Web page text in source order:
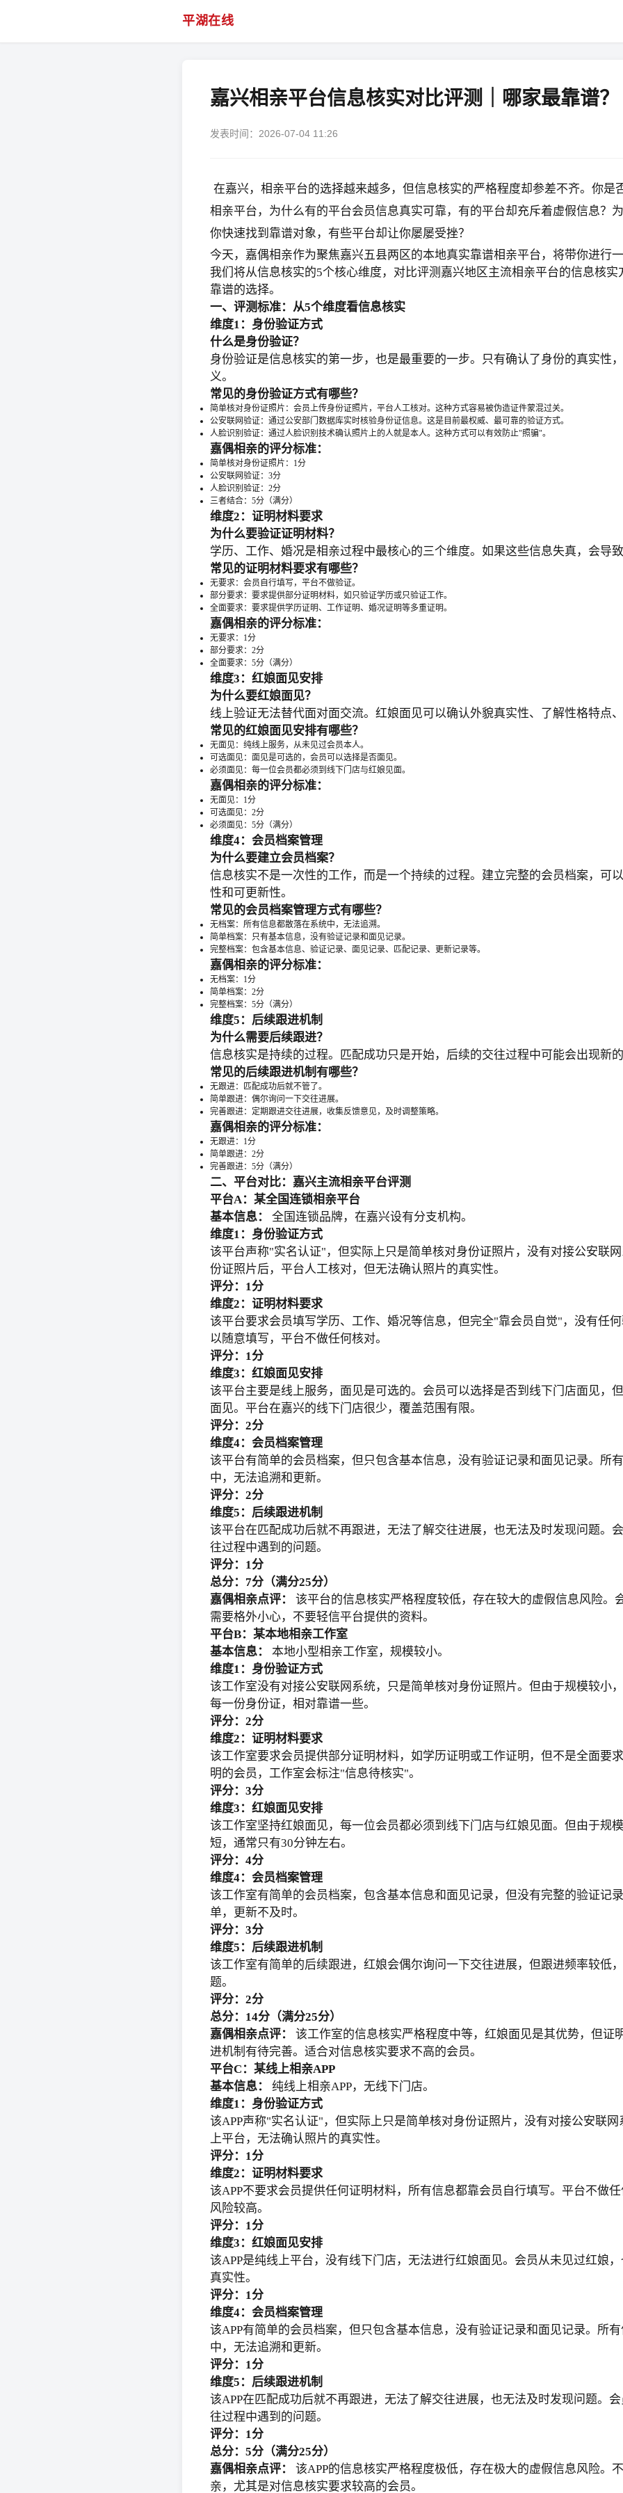
平湖在线
嘉兴相亲平台信息核实对比评测｜哪家最靠谱？
发表时间：2026-07-04 11:26
在嘉兴，相亲平台的选择越来越多，但信息核实的严格程度却参差不齐。你是
相亲平台，为什么有的平台会员信息真实可靠，有的平台却充斥着虚假信息？
你快速找到靠谱对象，有些平台却让你屡屡受挫？
今天，嘉偶相亲作为聚焦嘉兴五县两区的本地真实靠谱相亲平台，将带你进行
我们将从信息核实的5个核心维度，对比评测嘉兴地区主流相亲平台的信息核实
靠谱的选择。
一、评测标准：从5个维度看信息核实
维度1：身份验证方式
什么是身份验证？
身份验证是信息核实的第一步，也是最重要的一步。只有确认了身份的真实性
义。
常见的身份验证方式有哪些？
简单核对身份证照片：会员上传身份证照片，平台人工核对。这种方式容易被伪造证件蒙混过关。
公安联网验证：通过公安部门数据库实时核验身份证信息。这是目前最权威、最可靠的验证方式。
人脸识别验证：通过人脸识别技术确认照片上的人就是本人。这种方式可以有效防止"照骗"。
嘉偶相亲的评分标准：
简单核对身份证照片：1分
公安联网验证：3分
人脸识别验证：2分
三者结合：5分（满分）
维度2：证明材料要求
为什么要验证证明材料？
学历、工作、婚况是相亲过程中最核心的三个维度。如果这些信息失真，会导
常见的证明材料要求有哪些？
无要求：会员自行填写，平台不做验证。
部分要求：要求提供部分证明材料，如只验证学历或只验证工作。
全面要求：要求提供学历证明、工作证明、婚况证明等多重证明。
嘉偶相亲的评分标准：
无要求：1分
部分要求：2分
全面要求：5分（满分）
维度3：红娘面见安排
为什么要红娘面见？
线上验证无法替代面对面交流。红娘面见可以确认外貌真实性、了解性格特点
常见的红娘面见安排有哪些？
无面见：纯线上服务，从未见过会员本人。
可选面见：面见是可选的，会员可以选择是否面见。
必须面见：每一位会员都必须到线下门店与红娘见面。
嘉偶相亲的评分标准：
无面见：1分
可选面见：2分
必须面见：5分（满分）
维度4：会员档案管理
为什么要建立会员档案？
信息核实不是一次性的工作，而是一个持续的过程。建立完整的会员档案，可
性和可更新性。
常见的会员档案管理方式有哪些？
无档案：所有信息都散落在系统中，无法追溯。
简单档案：只有基本信息，没有验证记录和面见记录。
完整档案：包含基本信息、验证记录、面见记录、匹配记录、更新记录等。
嘉偶相亲的评分标准：
无档案：1分
简单档案：2分
完整档案：5分（满分）
维度5：后续跟进机制
为什么需要后续跟进？
信息核实是持续的过程。匹配成功只是开始，后续的交往过程中可能会出现新
常见的后续跟进机制有哪些？
无跟进：匹配成功后就不管了。
简单跟进：偶尔询问一下交往进展。
完善跟进：定期跟进交往进展，收集反馈意见，及时调整策略。
嘉偶相亲的评分标准：
无跟进：1分
简单跟进：2分
完善跟进：5分（满分）
二、平台对比：嘉兴主流相亲平台评测
平台A：某全国连锁相亲平台
基本信息：
全国连锁品牌，在嘉兴设有分支机构。
维度1：身份验证方式
该平台声称"实名认证"，但实际上只是简单核对身份证照片，没有对接公安联
份证照片后，平台人工核对，但无法确认照片的真实性。
评分：1分
维度2：证明材料要求
该平台要求会员填写学历、工作、婚况等信息，但完全"靠会员自觉"，没有任
以随意填写，平台不做任何核对。
评分：1分
维度3：红娘面见安排
该平台主要是线上服务，面见是可选的。会员可以选择是否到线下门店面见，
面见。平台在嘉兴的线下门店很少，覆盖范围有限。
评分：2分
维度4：会员档案管理
该平台有简单的会员档案，但只包含基本信息，没有验证记录和面见记录。所
中，无法追溯和更新。
评分：2分
维度5：后续跟进机制
该平台在匹配成功后就不再跟进，无法了解交往进展，也无法及时发现问题。
往过程中遇到的问题。
评分：1分
总分：7分（满分25分）
嘉偶相亲点评：
该平台的信息核实严格程度较低，存在较大的虚假信息风险。
需要格外小心，不要轻信平台提供的资料。
平台B：某本地相亲工作室
基本信息：
本地小型相亲工作室，规模较小。
维度1：身份验证方式
该工作室没有对接公安联网系统，只是简单核对身份证照片。但由于规模较小
每一份身份证，相对靠谱一些。
评分：2分
维度2：证明材料要求
该工作室要求会员提供部分证明材料，如学历证明或工作证明，但不是全面要
明的会员，工作室会标注"信息待核实"。
评分：3分
维度3：红娘面见安排
该工作室坚持红娘面见，每一位会员都必须到线下门店与红娘见面。但由于规
短，通常只有30分钟左右。
评分：4分
维度4：会员档案管理
该工作室有简单的会员档案，包含基本信息和面见记录，但没有完整的验证记
单，更新不及时。
评分：3分
维度5：后续跟进机制
该工作室有简单的后续跟进，红娘会偶尔询问一下交往进展，但跟进频率较低
题。
评分：2分
总分：14分（满分25分）
嘉偶相亲点评：
该工作室的信息核实严格程度中等，红娘面见是其优势，但证
进机制有待完善。适合对信息核实要求不高的会员。
平台C：某线上相亲APP
基本信息：
纯线上相亲APP，无线下门店。
维度1：身份验证方式
该APP声称"实名认证"，但实际上只是简单核对身份证照片，没有对接公安联
上平台，无法确认照片的真实性。
评分：1分
维度2：证明材料要求
该APP不要求会员提供任何证明材料，所有信息都靠会员自行填写。平台不做
风险较高。
评分：1分
维度3：红娘面见安排
该APP是纯线上平台，没有线下门店，无法进行红娘面见。会员从未见过红娘
真实性。
评分：1分
维度4：会员档案管理
该APP有简单的会员档案，但只包含基本信息，没有验证记录和面见记录。所
中，无法追溯和更新。
评分：1分
维度5：后续跟进机制
该APP在匹配成功后就不再跟进，无法了解交往进展，也无法及时发现问题。
往过程中遇到的问题。
评分：1分
总分：5分（满分25分）
嘉偶相亲点评：
该APP的信息核实严格程度极低，存在极大的虚假信息风险。
亲，尤其是对信息核实要求较高的会员。